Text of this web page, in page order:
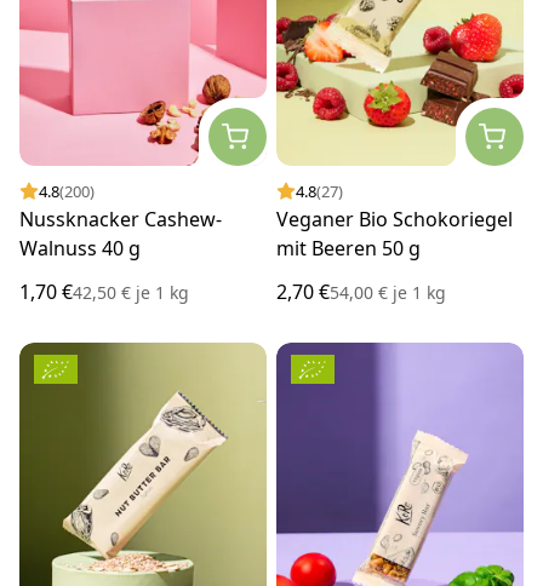
4.8(200)
Nussknacker Cashew-
Walnuss 40 g
1,70 €42,50 € je 1 kg
4.8(27)
Veganer Bio Schokoriegel
mit Beeren 50 g
2,70 €54,00 € je 1 kg